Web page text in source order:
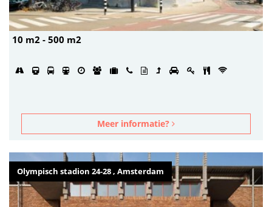
10 m2 - 500 m2
Meer informatie?
Olympisch stadion 24-28 , Amsterdam